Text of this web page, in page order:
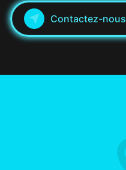
Contactez-nous